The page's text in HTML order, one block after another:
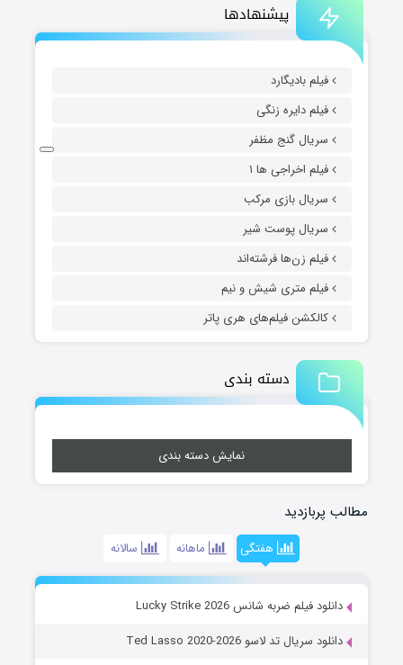
پیشنهادها
فیلم بادیگارد
فیلم دایره زنگی
سریال گنج مظفر
فیلم اخراجی ها ۱
سریال بازی مرکب
سریال پوست شیر
فیلم زن‌ها فرشته‌اند
فیلم متری شیش و نیم
کالکشن فیلم‌های هری پاتر
دسته بندی
نمایش دسته بندی
مطالب پربازدید
هفتگی ماهانه سالانه
دانلود فیلم ضربه شانس Lucky Strike 2026
دانلود سریال تد لاسو Ted Lasso 2020-2026